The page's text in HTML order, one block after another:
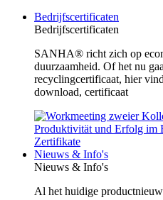
Bedrijfscertificaten
Bedrijfscertificaten
SANHA® richt zich op
duurzaamheid. Of het nu
recyclingcertificaat, hier
download, certificaat
Nieuws & Info's
Nieuws & Info's
Al het huidige